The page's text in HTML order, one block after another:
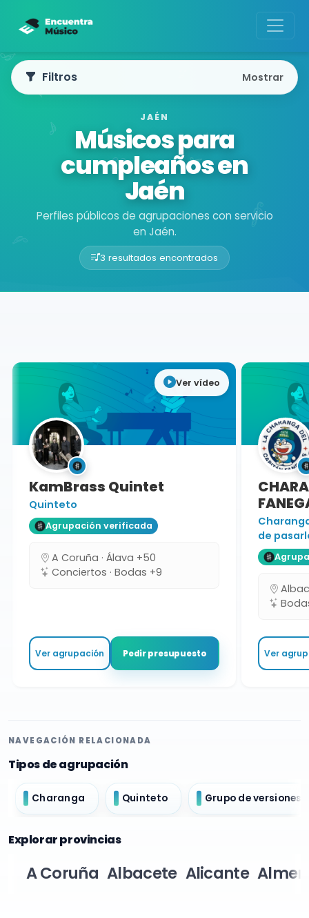
JAÉN
Músicos para
cumpleaños en
Jaén
Perfiles públicos de agrupaciones con servicio
en Jaén.
3 resultados encontrados
Buscador de músicos
Filtros Mostrar
Ver vídeo
KamBrass Quintet
Quinteto
Agrupación verificada
A Coruña · Álava +50
Conciertos · Bodas +9
Ver agrupación Pedir presupuesto
de
Bodas
Ver
NAVEGACIÓN RELACIONADA
Tipos de agrupación
Charanga Quinteto Grupo de versiones
Explorar provincias
A Coruña Albacete Alicante